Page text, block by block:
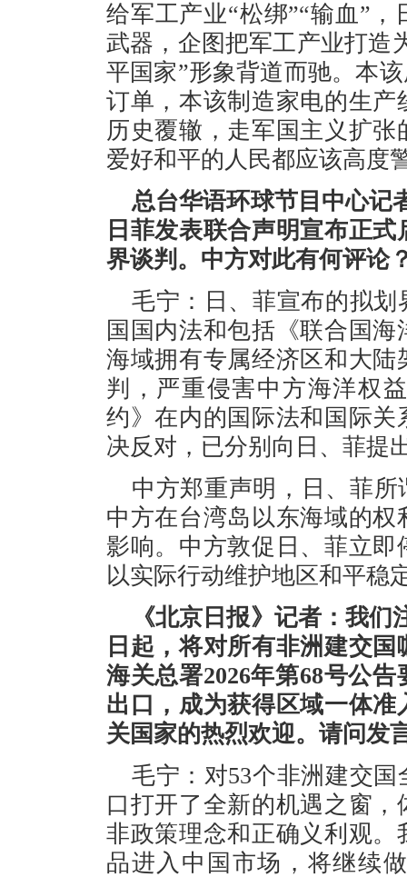
给军工产业“松绑”“输血”
武器，企图把军工产业打造
平国家”形象背道而驰。本
订单，本该制造家电的生
历史覆辙，走军国主义扩
爱好和平的人民都应该高度
总台华语环球节目中心记
日菲发表联合声明宣布正
界谈判。中方对此有何评论
毛宁：日、菲宣布的拟
国国内法和包括《联合国
海域拥有专属经济区和大
判，严重侵害中方海洋权
约》在内的国际法和国际
决反对，已分别向日、菲提
中方郑重声明，日、菲
中方在台湾岛以东海域的
影响。中方敦促日、菲立
以实际行动维护地区和平稳
《北京日报》记者：我
日起，将对所有非洲建交
海关总署2026年第68号公
出口，成为获得区域一体
关国家的热烈欢迎。请问发
毛宁：对53个非洲建交
口打开了全新的机遇之窗
非政策理念和正确义利观
品进入中国市场，将继续